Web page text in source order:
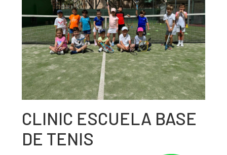
CLINIC ESCUELA BASE
DE TENIS